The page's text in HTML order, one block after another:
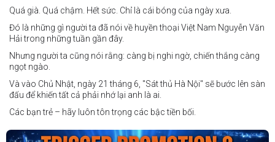
Quá già. Quá chậm. Hết sức. Chỉ là cái bóng của ngày xưa.
Đó là những gì người ta đã nói về huyền thoại Việt Nam Nguyễn Văn
Hải trong những tuần gần đây.
Nhưng người ta cũng nói rằng: càng bị nghi ngờ, chiến thắng càng
ngọt ngào.
Và vào Chủ Nhật, ngày 21 tháng 6, "Sát thủ Hà Nội" sẽ bước lên sàn
đấu để khiến tất cả phải nhớ lại anh là ai.
Các bạn trẻ – hãy luôn tôn trọng các bậc tiền bối.